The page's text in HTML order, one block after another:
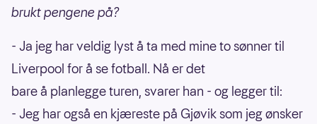
brukt pengene på?
- Ja jeg har veldig lyst å ta med mine to sønner til
Liverpool for å se fotball. Nå er det
bare å planlegge turen, svarer han - og legger til:
- Jeg har også en kjæreste på Gjøvik som jeg ønsker